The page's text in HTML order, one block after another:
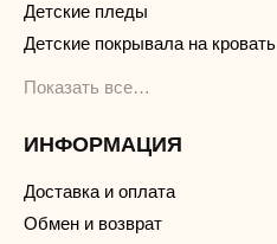
Детские пледы
Детские покрывала на кровать
Показать все…
ИНФОРМАЦИЯ
Доставка и оплата
Обмен и возврат